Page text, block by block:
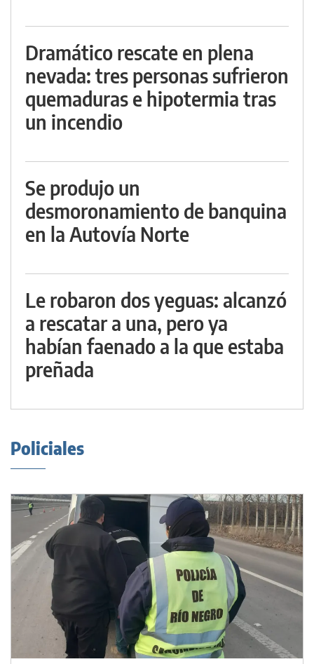
Dramático rescate en plena
nevada: tres personas sufrieron
quemaduras e hipotermia tras
un incendio
Se produjo un
desmoronamiento de banquina
en la Autovía Norte
Le robaron dos yeguas: alcanzó
a rescatar a una, pero ya
habían faenado a la que estaba
preñada
Policiales